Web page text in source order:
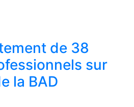
de 38
sur
la BAD